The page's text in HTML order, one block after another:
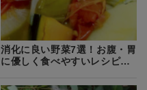
消化に良い野菜7選！お腹・胃
に優しく食べやすいレシピも